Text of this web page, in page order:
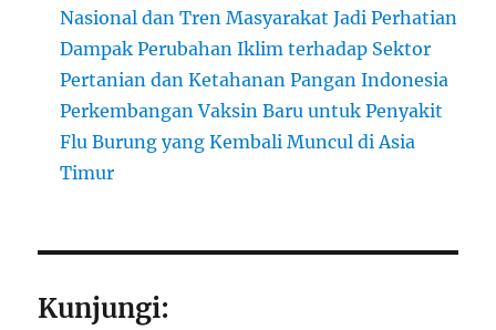
Nasional dan Tren Masyarakat Jadi Perhatian
Dampak Perubahan Iklim terhadap Sektor
Pertanian dan Ketahanan Pangan Indonesia
Perkembangan Vaksin Baru untuk Penyakit
Flu Burung yang Kembali Muncul di Asia
Timur
Kunjungi: